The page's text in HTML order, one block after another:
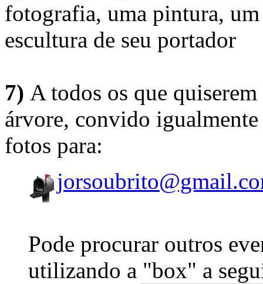
fotografia, uma pintura,
escultura de seu portador
7) A todos os que
árvore, convido
fotos para:
Pode procurar outros
utilizando a "box" a